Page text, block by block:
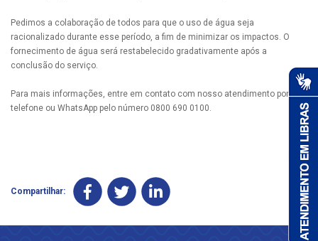
Pedimos a colaboração de todos para que o uso de água seja
racionalizado durante esse período, a fim de minimizar os impactos. O
fornecimento de água será restabelecido gradativamente após a
conclusão do serviço.
Para mais informações, entre em contato com nosso atendimento por
telefone ou WhatsApp pelo número 0800 690 0100.
Compartilhar: